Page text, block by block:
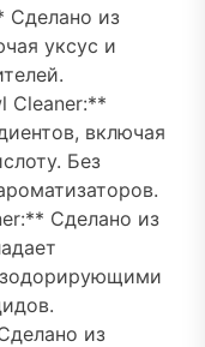
Сделано из
уксус и
Cleaner:**
включая
Без
Сделано из
из